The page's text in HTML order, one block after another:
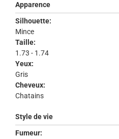
Apparence
Silhouette:
Mince
Taille:
1.73 - 1.74
Yeux:
Gris
Cheveux:
Chatains
Style de vie
Fumeur: